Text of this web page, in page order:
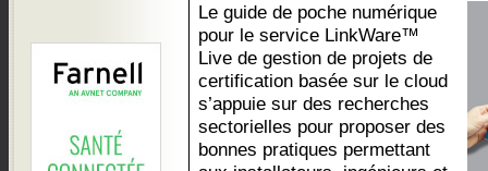
Le guide de poche numérique
pour le service LinkWare™
Live de gestion de projets de
certification basée sur le cloud
s’appuie sur des recherches
sectorielles pour proposer des
bonnes pratiques permettant